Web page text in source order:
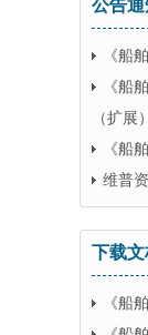
公告通
《船
《船
（扩展
《船
维普
下载文
《船